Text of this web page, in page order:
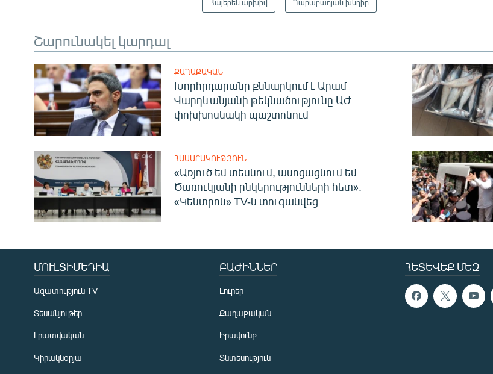
Հայերեն արխիվ Ղարաբաղյան խնդիր
Շարունակել կարդալ
ՔԱՂԱՔԱԿԱՆ
Խորհրդարանը քննարկում է Արամ
Վարդևանյանի թեկնածությունը ԱԺ
փոխխոսնակի պաշտոնում
ՀԱՍԱՐԱԿՈՒԹՅՈՒՆ
«Առյուծ եմ տեսնում, ասոցացնում եմ
Ծառուկյանի ընկերությունների հետ».
«Կենտրոն» TV-ն տուգանվեց
ՀԵՏԵՎԵՔ ՄԵԶ
ՄՈՒԼՏԻՄԵԴԻԱ
Ազատություն TV
Տեսանյութեր
Լրատվական
Կիրակնօրյա
ԲԱԺԻՆՆԵՐ
Լուրեր
Քաղաքական
Իրավունք
Տնտեսություն